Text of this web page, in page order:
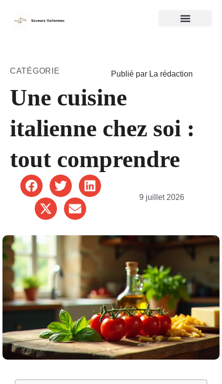
CATÉGORIE Publié par La rédaction
Une cuisine
italienne chez soi :
tout comprendre
9 juillet 2026